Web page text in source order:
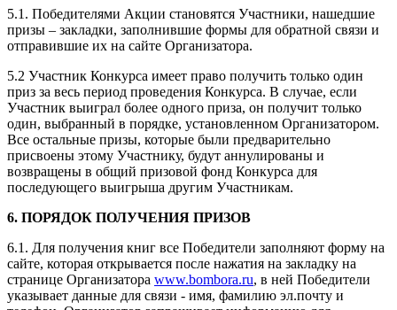
5.1. Победителями Акции становятся Участники, нашедшие
призы – закладки, заполнившие формы для обратной связи и
отправившие их на сайте Организатора.
5.2 Участник Конкурса имеет право получить только один
приз за весь период проведения Конкурса. В случае, если
Участник выиграл более одного приза, он получит только
один, выбранный в порядке, установленном Организатором.
Все остальные призы, которые были предварительно
присвоены этому Участнику, будут аннулированы и
возвращены в общий призовой фонд Конкурса для
последующего выигрыша другим Участникам.
6. ПОРЯДОК ПОЛУЧЕНИЯ ПРИЗОВ
6.1. Для получения книг все Победители заполняют форму на
сайте, которая открывается после нажатия на закладку на
странице Организатора www.bombora.ru, в ней Победители
указывает данные для связи - имя, фамилию эл.почту и